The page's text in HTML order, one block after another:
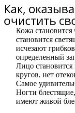
Как,
очистить
Кожа
становится
исчезают
определенный
Лицо становится
кругов, нет
Самое
Ногти
имеют живой